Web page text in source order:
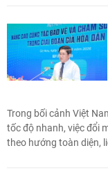
Trong bối cảnh Việt
tốc độ nhanh, việc đổi
theo hướng toàn diện,